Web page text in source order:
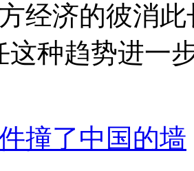
经济的彼消
这种趋势进一
撞了中国的墙